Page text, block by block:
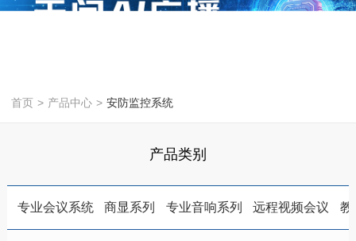
首页 > 产品中心 > 安防监控系统
产品类别
专业会议系统 商显系列 专业音响系列 远程视频会议 教